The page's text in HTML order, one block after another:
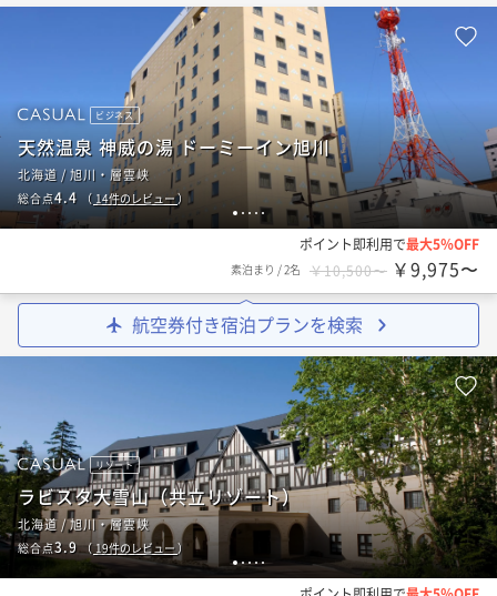
1 2 3 45
ビジネス
天然温泉 神威の湯 ドーミーイン旭川
北海道 / 旭川・層雲峡
総合点4.4 （ 14件のレビュー）
ポイント即利用で最大5％OFF
素泊まり /2名 ￥10,500〜 ￥9,975〜
航空券付き宿泊プランを検索
12345
リゾート
ラビスタ大雪山（共立リゾート）
北海道 / 旭川・層雲峡
総合点3.9（19件のレビュー）